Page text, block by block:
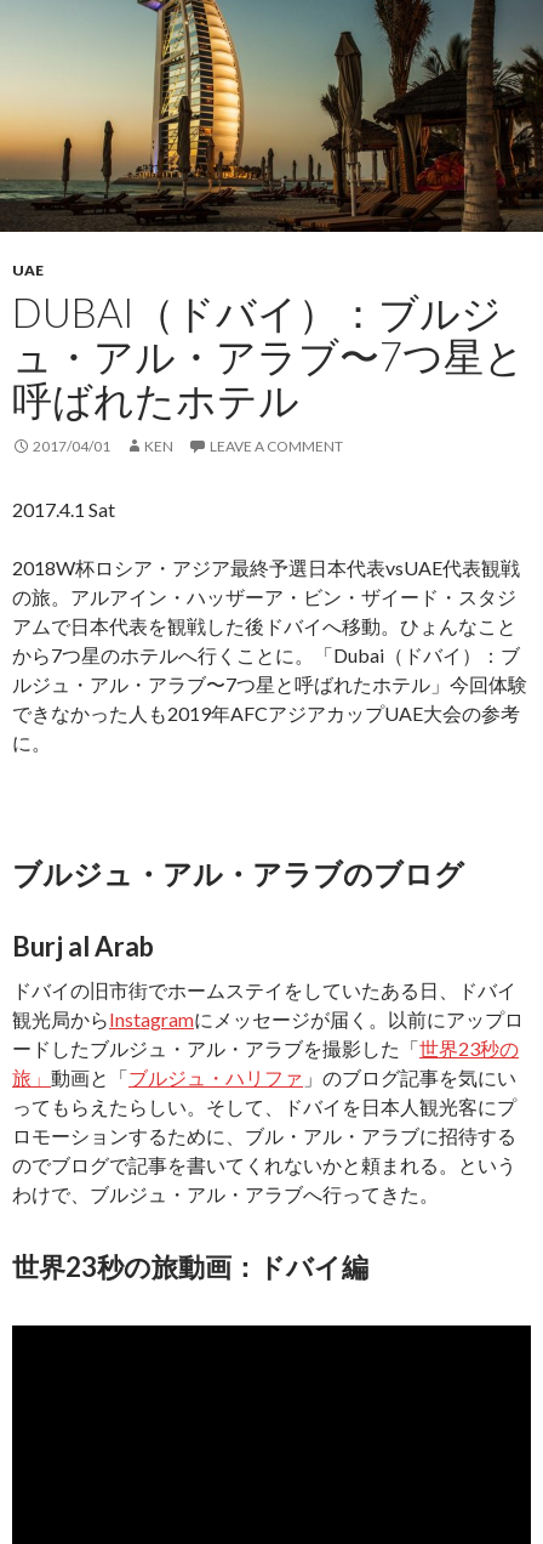
UAE
DUBAI（ドバイ）：ブルジ
ュ・アル・アラブ〜7つ星と
呼ばれたホテル
2017/04/01 KEN LEAVE A COMMENT
2017.4.1 Sat
2018W杯ロシア・アジア最終予選日本代表vsUAE代表観戦
の旅。アルアイン・ハッザーア・ビン・ザイード・スタジ
アムで日本代表を観戦した後ドバイへ移動。ひょんなこと
から7つ星のホテルへ行くことに。「Dubai（ドバイ）：ブ
ルジュ・アル・アラブ〜7つ星と呼ばれたホテル」今回体験
できなかった人も2019年AFCアジアカップUAE大会の参考
に。
ブルジュ・アル・アラブのブログ
Burj al Arab
ドバイの旧市街でホームステイをしていたある日、ドバイ
観光局からInstagramにメッセージが届く。以前にアップロ
ードしたブルジュ・アル・アラブを撮影した「世界23秒の
旅」 動画と「ブルジュ・ハリファ 」のブログ記事を気にい
ってもらえたらしい。そして、ドバイを日本人観光客にプ
ロモーションするために、ブル・アル・アラブに招待する
のでブログで記事を書いてくれないかと頼まれる。という
わけで、ブルジュ・アル・アラブへ行ってきた。
世界23秒の旅動画：ドバイ編